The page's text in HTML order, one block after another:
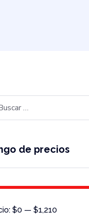
de precios
$0 — $1,210